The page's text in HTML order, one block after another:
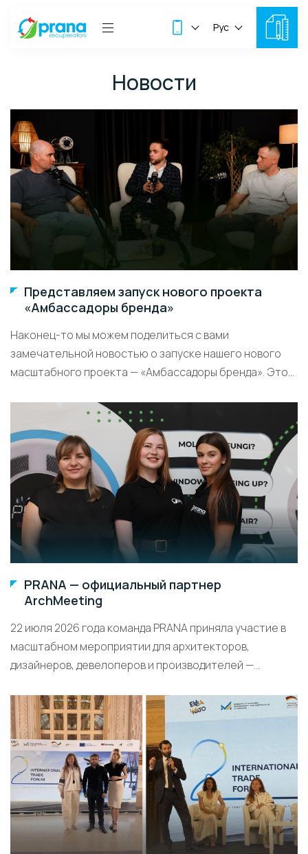
Рус
Новости
Представляем запуск нового проекта
«Амбассадоры бренда»
Наконец-то мы можем поделиться с вами
замечательной новостью о запуске нашего нового
масштабного проекта — «Амбассадоры бренда». Это...
PRANA — официальный партнер
ArchMeeting
22 июля 2026 года команда PRANA приняла участие в
масштабном мероприятии для архитекторов,
дизайнеров, девелоперов и производителей —...